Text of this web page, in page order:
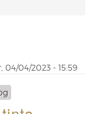
04/04/2023 - 15:59